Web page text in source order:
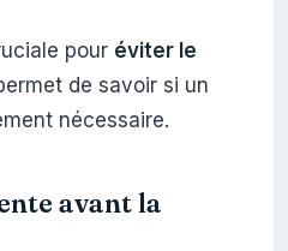
pour éviter le
de savoir si un
nécessaire.
avant la